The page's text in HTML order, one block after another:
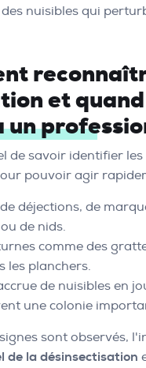
nuisibles qui
et
un
de savoir identifier
pouvoir agir
de déjections, de
de nids.
comme des
les planchers.
de nuisibles en
une colonie
sont observés,
de la désinsectisation